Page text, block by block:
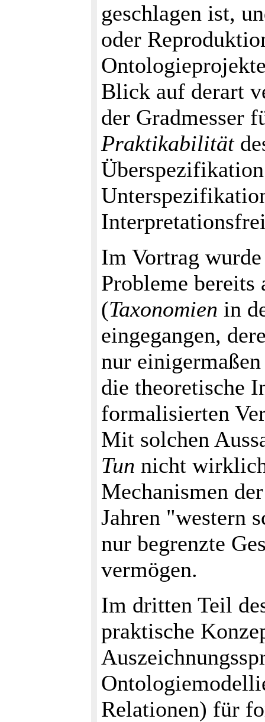
geschlagen ist,
oder
Blick auf derart
der Gradmesser
Praktikabilität
Im Vortrag
Probleme bereits
(Taxonomien in
eingegangen,
nur
die theoretische
formalisierten
Mit solchen
Tun nicht
Mechanismen
Jahren "western
nur begrenzte
vermögen.
Im dritten Teil
praktische
Relationen) für